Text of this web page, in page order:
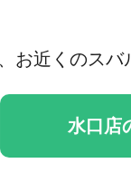
お近くのスバ
水口店